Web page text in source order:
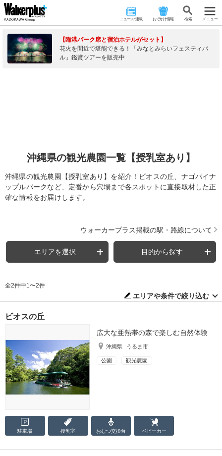
ニュース･連載 おでかけ情報 検 索 メニュー
【臨港パーク席と宿泊ホテルがセット】
花火を間近で堪能できる！「みなとみらいフェスティバ
ル」鑑賞ツアーを販売中
沖縄県の観光農園一覧【授乳室あり】
沖縄県の観光農園【授乳室あり】を紹介！ビオスの丘、ナゴパイナ
ップルパークなど、定番から穴場まで各スポットに直接取材した正
確な情報をお届けします。
ウォーカープラス掲載の駅・路線について
エリアを選択 目的から探す
全2件中1〜2件
エリアや条件で絞り込む
ビオスの丘
広大な亜熱帯の森で楽しむ自然体験
沖縄県 うるま市
公園 観光農園
駐車場 授乳室 おむつ交換台 ベビーカー